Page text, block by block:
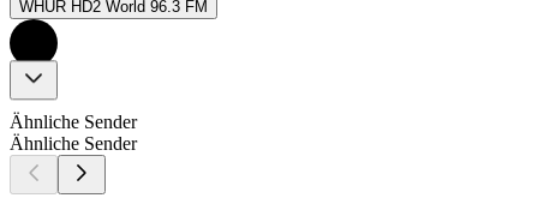
WHUR HD2 World 96.3 FM
Ähnliche Sender
Ähnliche Sender